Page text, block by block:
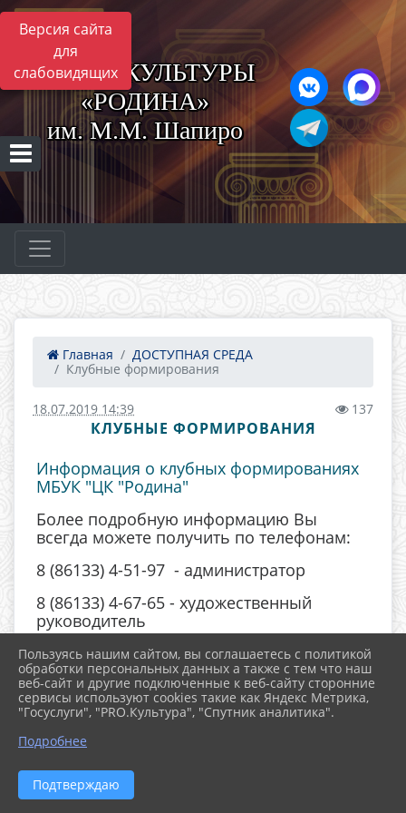
Версия сайта
для
слабовидящих
ЦЕНТР КУЛЬТУРЫ
«РОДИНА»
им. М.М. Шапиро
Главная
ДОСТУПНАЯ СРЕДА
Клубные формирования
18.07.2019 14:39 137
КЛУБНЫЕ ФОРМИРОВАНИЯ
Информация о клубных формированиях
МБУК "ЦК "Родина"
Более подробную информацию Вы
всегда можете получить по телефонам:
8 (86133) 4-51-97 - администратор
8 (86133) 4-67-65 - художественный
руководитель
Будем рады Вашему звонку!
Пользуясь нашим сайтом, вы соглашаетесь с политикой
обработки персональных данных а также с тем что наш
веб-сайт и другие подключенные к веб-сайту сторонние
сервисы используют cookies такие как Яндекс Метрика,
"Госуслуги", "PRO.Культура", "Спутник аналитика".
Подробнее
Подтверждаю